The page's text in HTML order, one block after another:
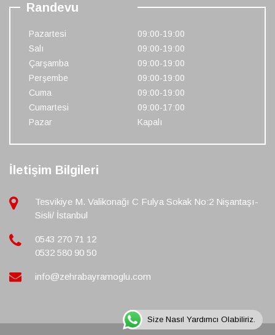
Randevu
Pazartesi
09:00-19:00
Salı
09:00-19:00
Çarşamba
09:00-19:00
Perşembe
09:00-19:00
Cuma
09:00-19:00
Cumartesi
09:00-17:00
Pazar
Kapalı
İletişim Bilgileri
Tesvikiye M. Valikonağı C Fulya Sokak No:2 Nişantaşı-
Sisli/ İstanbul
0543 270 71 12
0532 580 90 50
info@zehrabayramoglu.com
Size Nasıl Yardımcı Olabiliriz.